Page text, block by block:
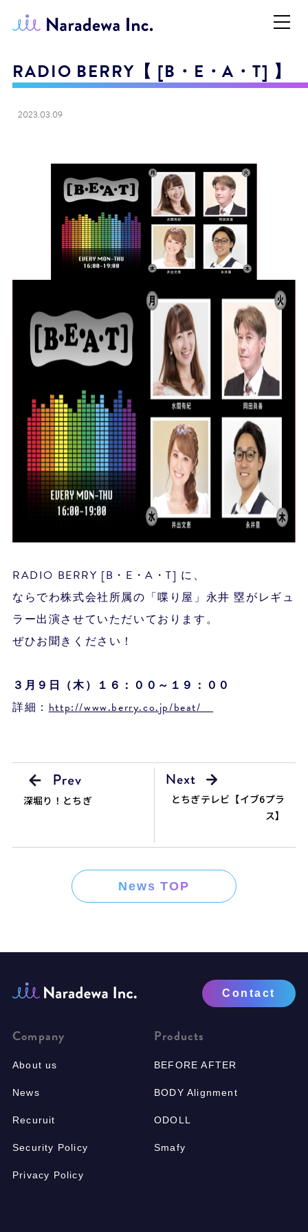
RADIO BERRY【 [B・E・A・T] 】
2023.03.09
RADIO BERRY [B・E・A・T] に、
ならでわ株式会社所属の「喋り屋」永井 塁がレギュ
ラー出演させていただいております。
ぜひお聞きください！
３月９ 日（木）１６：００～１９：００
詳細：http://www.berry.co.jp/beat/
深堀り！とちぎ
とちぎテレビ【イブ6プラ
ス】
News TOP
Contact
Company
About us
News
Recuruit
Security Policy
Privacy Policy
Products
BEFORE AFTER
BODY Alignment
ODOLL
Smafy